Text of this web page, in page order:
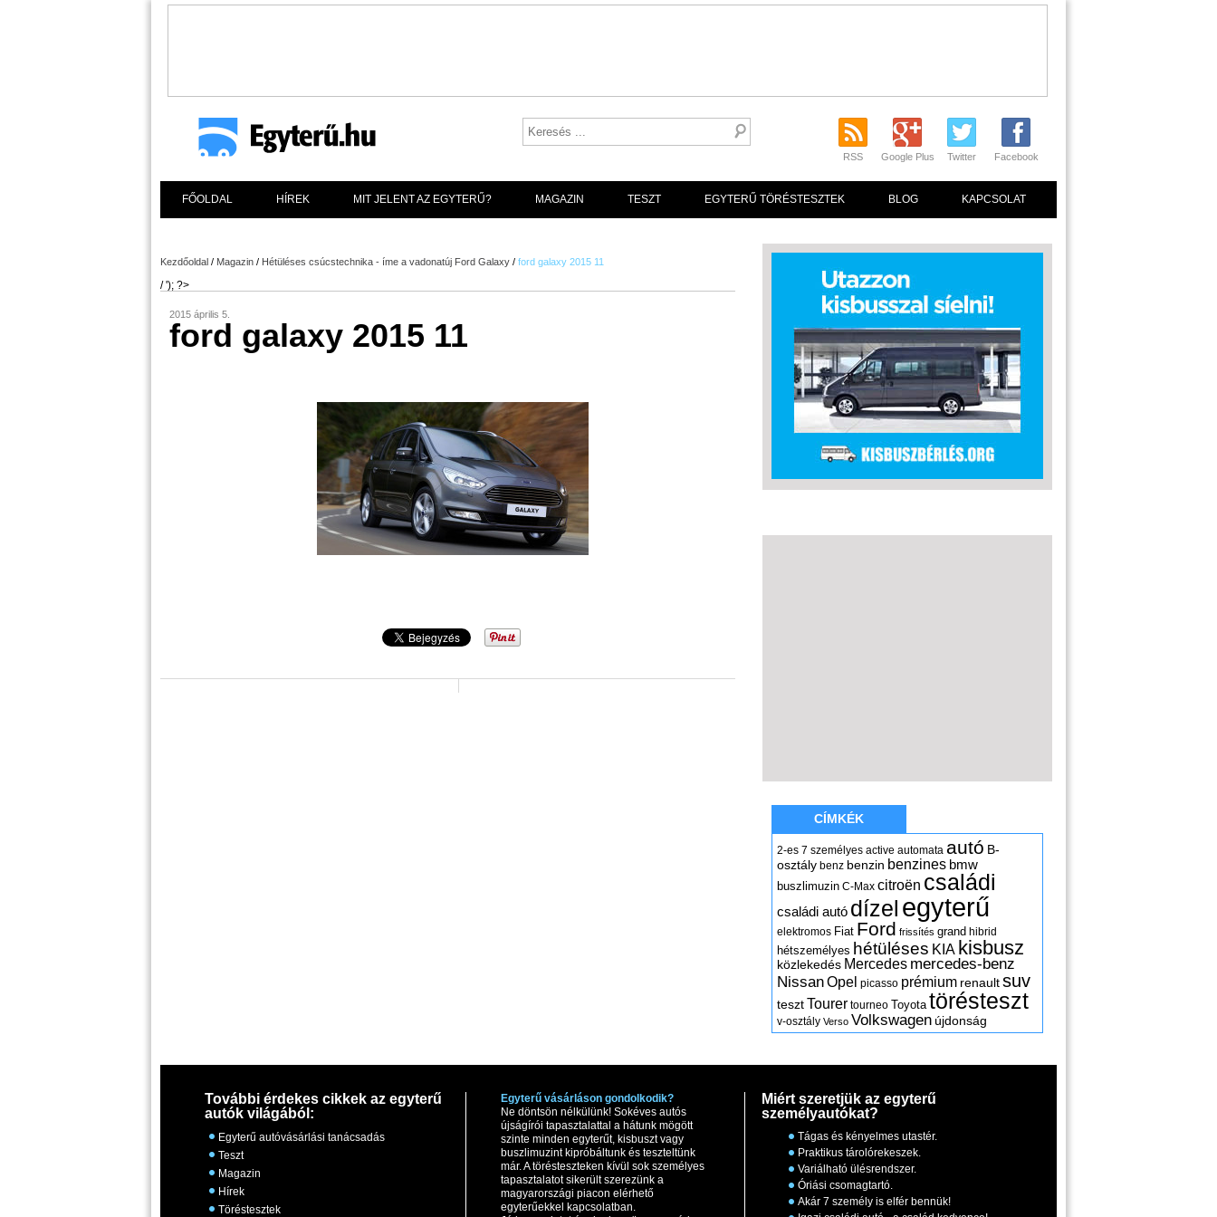
RSS Google Plus Twitter Facebook
FŐOLDAL HÍREK MIT JELENT AZ EGYTERŰ? MAGAZIN TESZT EGYTERŰ TÖRÉSTESZTEK BLOG KAPCSOLAT
Kezdőoldal / Magazin / Hétüléses csúcstechnika - íme a vadonatúj Ford Galaxy / ford galaxy 2015 11
/ '); ?>
2015 április 5.
ford galaxy 2015 11
CÍMKÉK
2-es 7 személyes active automata autó B-
osztály benz benzin benzines bmw
buszlimuzin C-Max citroën családi
családi autó dízel egyterű
elektromos Fiat Ford frissítés grand hibrid
hétszemélyes hétüléses KIA kisbusz
közlekedés Mercedes mercedes-benz
NissanOpel picasso prémium renaultsuv
tesztTourer tourneo Toyota törésteszt
v-osztály Verso Volkswagen újdonság
További érdekes cikkek az egyterű
autók világából:
Egyterű autóvásárlási tanácsadás
Teszt
Magazin
Hírek
Töréstesztek
Egyterű vásárláson gondolkodik?
Ne döntsön nélkülünk! Sokéves autós
újságírói tapasztalattal a hátunk mögött
szinte minden egyterűt, kisbuszt vagy
buszlimuzint kipróbáltunk és teszteltünk
már. A törésteszteken kívül sok személyes
tapasztalatot sikerült szerezünk a
magyarországi piacon elérhető
egyterűekkel kapcsolatban.
Miért szeretjük az egyterű
személyautókat?
Tágas és kényelmes utastér.
Praktikus tárolórekeszek.
Variálható ülésrendszer.
Óriási csomagtartó.
Akár 7 személy is elfér bennük!